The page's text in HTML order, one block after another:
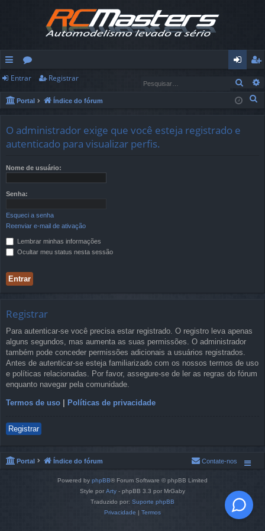
in
ks
pi
os
ór
u
nt
ra
eg
ist
Entrar Registrar
Portal Índice do fórum
O administrador exige que você esteja registrado e
autenticado para visualizar perfis.
Nome de usuário:
Senha:
Esqueci a senha
Reenviar e-mail de ativação
Lembrar minhas informações
Ocultar meu status nesta sessão
Registrar
Para autenticar-se você precisa estar registrado. O registro leva apenas
alguns segundos, mas aumenta as suas permissões. O administrador
também pode conceder permissões adicionais a usuários registrados.
Antes de autenticar-se esteja familiarizado com os nossos termos de uso
e políticas relacionadas. Por favor, assegure-se de ler as regras do fórum
enquanto navegar pela comunidade.
Termos de uso | Políticas de privacidade
Registrar
Portal Índice do fórum Contate-nos
Powered by phpBB® Forum Software © phpBB Limited
Style por Arty - phpBB 3.3 por MrGaby
Traduzido por: Suporte phpBB
Privacidade | Termos